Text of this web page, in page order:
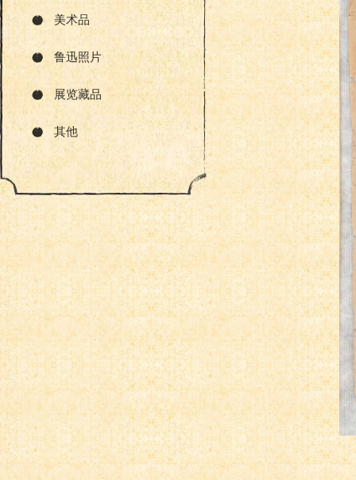
美术品
鲁迅照片
展览藏品
其他